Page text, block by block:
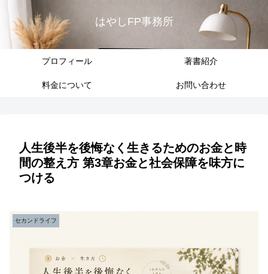
はやしFP事務所
プロフィール 著書紹介
料金について お問い合わせ
人生後半を後悔なく生きるためのお金と時
間の整え方 第3章お金と社会保障を味方に
つける
セカンドライフ